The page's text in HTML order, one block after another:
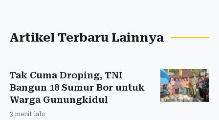
Artikel Terbaru Lainnya
Tak Cuma Droping, TNI
Bangun 18 Sumur Bor untuk
Warga Gunungkidul
3 menit lalu